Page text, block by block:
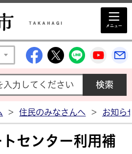
高萩市公式
高萩市公式X
高萩市
高
> 住民のみなさんへ > お知ら
センター利用補